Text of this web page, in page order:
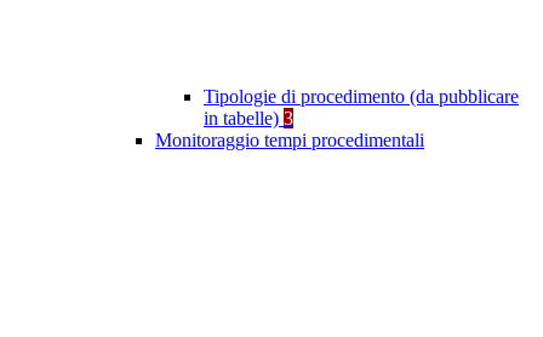
Tipologie di procedimento (da pubblicare
in tabelle) 3
Monitoraggio tempi procedimentali